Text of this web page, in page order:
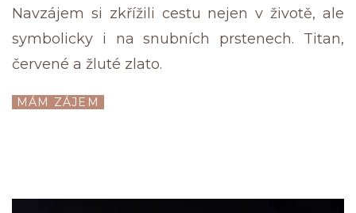
Navzájem si zkřížili cestu nejen v životě, ale
symbolicky i na snubních prstenech. Titan,
červené a žluté zlato.
MÁM ZÁJEM